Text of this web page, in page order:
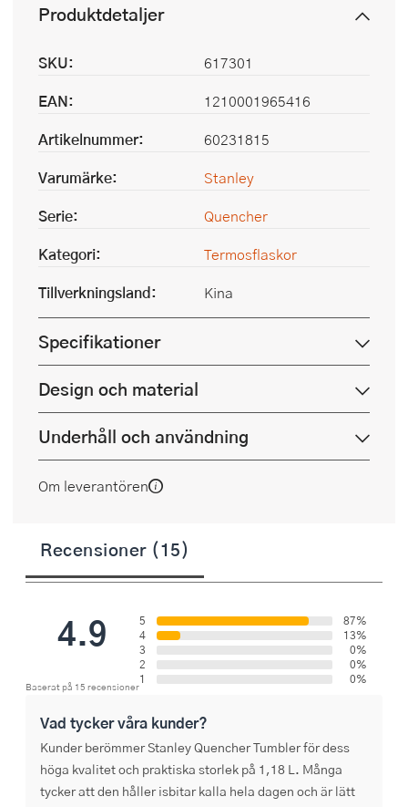
Produktdetaljer
SKU:
617301
EAN:
1210001965416
Artikelnummer:
60231815
Varumärke:
Stanley
Serie:
Quencher
Kategori:
Termosflaskor
Tillverkningsland:
Kina
Specifikationer
Design och material
Underhåll och användning
Om leverantören
Recensioner (15)
4.9
Baserat på 15 recensioner
5
87%
4
13%
3
0%
2
0%
1
0%
Vad tycker våra kunder?
Kunder berömmer Stanley Quencher Tumbler för dess
höga kvalitet och praktiska storlek på 1,18 L. Många
tycker att den håller isbitar kalla hela dagen och är lätt